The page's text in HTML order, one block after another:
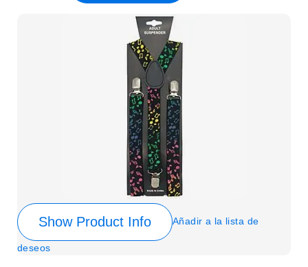
Show Product Info Añadir a la lista de
deseos